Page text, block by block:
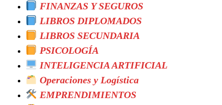
FINANZAS Y SEGUROS
LIBROS DIPLOMADOS
LIBROS SECUNDARIA
PSICOLOGÍA
INTELIGENCIA ARTIFICIAL
Operaciones y Logística
EMPRENDIMIENTOS